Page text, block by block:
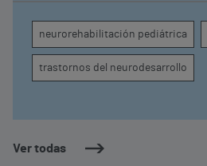
Ver todas
atención, la regulación
conducta
neurorehabilitación pediátrica
trastornos del neurodesarrollo